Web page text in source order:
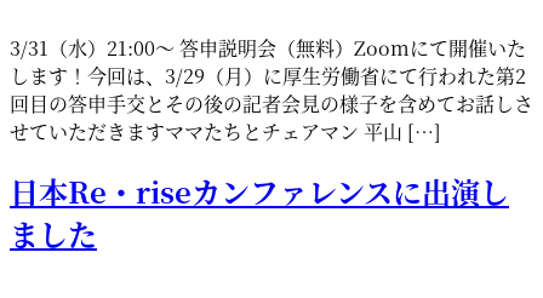
3/31（水）21:00～ 答申説明会（無料）Zoomにて開催いた
します！今回は、3/29（月）に厚生労働省にて行われた第2
回目の答申手交とその後の記者会見の様子を含めてお話しさ
せていただきますママたちとチェアマン 平山 […]
日本Re・riseカンファレンスに出演し
ました